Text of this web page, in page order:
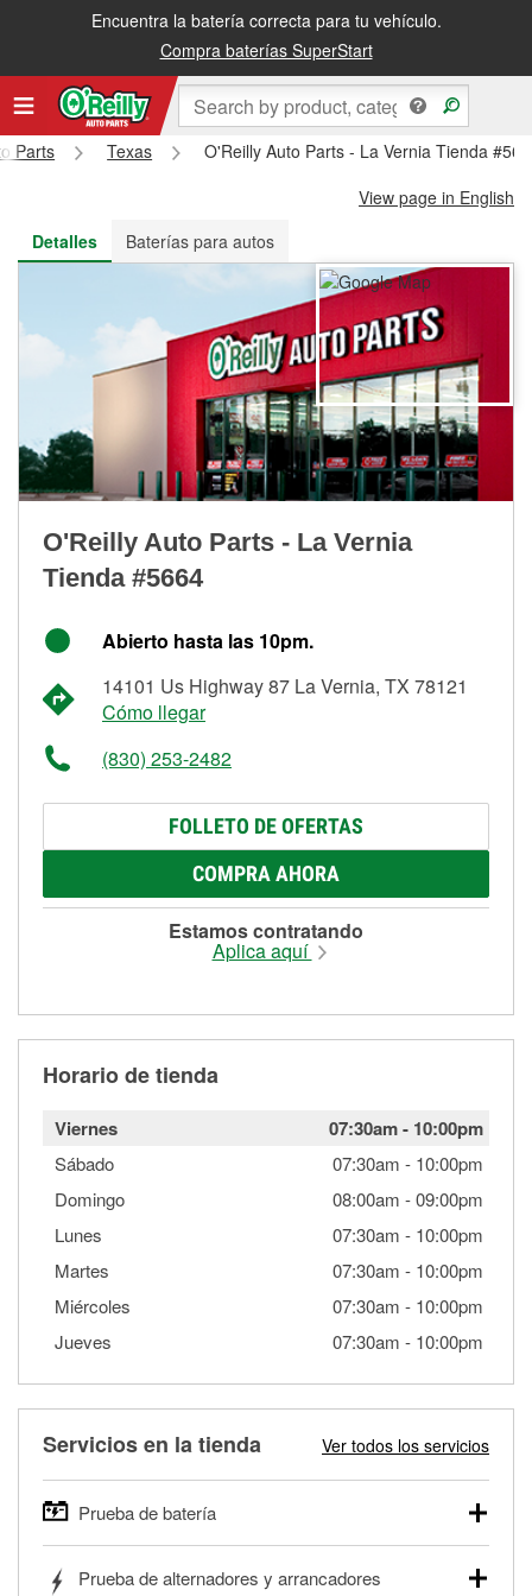
Encuentra la batería correcta para tu vehículo.
Compra baterías SuperStart
Recibe tu orden gratis al día siguiente o recógela en la tienda
Parts Texas
O'Reilly Auto Parts - La Vernia Tienda
View page in English
Detalles
Baterías para autos
O'Reilly Auto Parts - La Vernia
Tienda #5664
Abierto hasta las 10pm.
14101 Us Highway 87 La Vernia, TX 78121
Cómo llegar
(830) 253-2482
FOLLETO DE OFERTAS
COMPRA AHORA
Estamos contratando
Aplica aquí
Horario de tienda
Viernes 07:30am- 10:00pm
Sábado 07:30am - 10:00pm
Domingo
08:00am -09:00pm
Lunes
07:30am - 10:00pm
Martes
07:30am - 10:00pm
Miércoles
07:30am - 10:00pm
Jueves
07:30am - 10:00pm
Servicios en la tienda Ver todos los servicios
Prueba de batería
autos, camionetas, SUVs, vehículos comerciales y
Prueba de alternadores y arrancadores